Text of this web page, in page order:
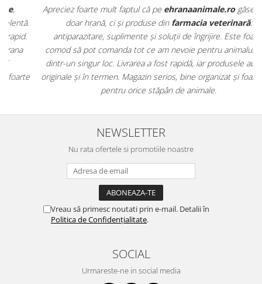
Apreciez foarte mult faptul că peehranaanimale.rogăsesc nu
doar hrană, ci și produse dinfarmacia veterinară:
antiparazitare, suplimente și soluții de îngrijire. Este foarte
comod să pot comanda tot ce am nevoie pentru animalul meu
dintr-un singur loc. Livrarea a fost rapidă, iar produsele au fost
originale și în termen. Magazin serios, bine organizat și foarte util
pentru orice stăpân de animale.
NEWSLETTER
Nu rata ofertele si promotiile noastre
Vreau să primesc noutati prin e-mail. Detalii în
Politica de Confidențialitate.
SOCIAL
Urmareste-ne in social media